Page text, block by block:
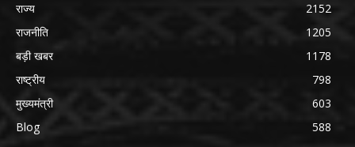
राज्य
2152
राजनीति
1205
बड़ी खबर
1178
राष्ट्रीय
798
मुख्यमंत्री
603
Blog
588